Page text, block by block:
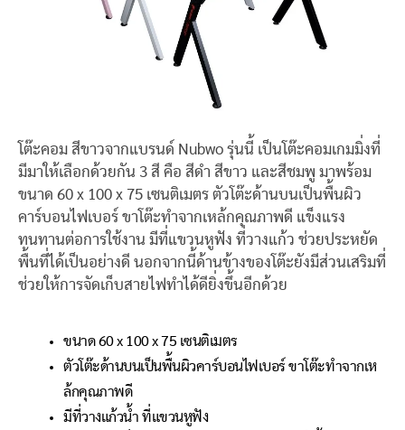
โต๊ะคอม สีขาวจากแบรนด์ Nubwo รุ่นนี้ เป็นโต๊ะคอมเกมมิ่งที่
มีมาให้เลือกด้วยกัน 3 สี คือ สีดำ สีขาว และสีชมพู มาพร้อม
ขนาด 60 x 100 x 75 เซนติเมตร ตัวโต๊ะด้านบนเป็นพื้นผิว
คาร์บอนไฟเบอร์ ขาโต๊ะทำจากเหล้กคุณภาพดี แข็งแรง
ทนทานต่อการใช้งาน มีที่แขวนหูฟัง ที่วางแก้ว ช่วยประหยัด
พื้นที่ได้เป็นอย่างดี นอกจากนี้ด้านข้างของโต๊ะยังมีส่วนเสริมที่
ช่วยให้การจัดเก็บสายไฟทำได้ดียิ่งขึ้นอีกด้วย
ขนาด 60 x 100 x 75 เซนติเมตร
ตัวโต๊ะด้านบนเป็นพื้นผิวคาร์บอนไฟเบอร์ ขาโต๊ะทำจากเห
ล้กคุณภาพดี
มีที่วางแก้วน้ำ ที่แขวนหูฟัง